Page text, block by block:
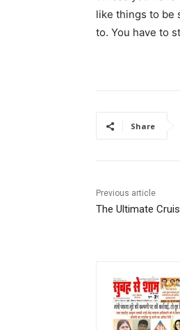
like things to be
to. You have to
Share
Previous article
The Ultimate